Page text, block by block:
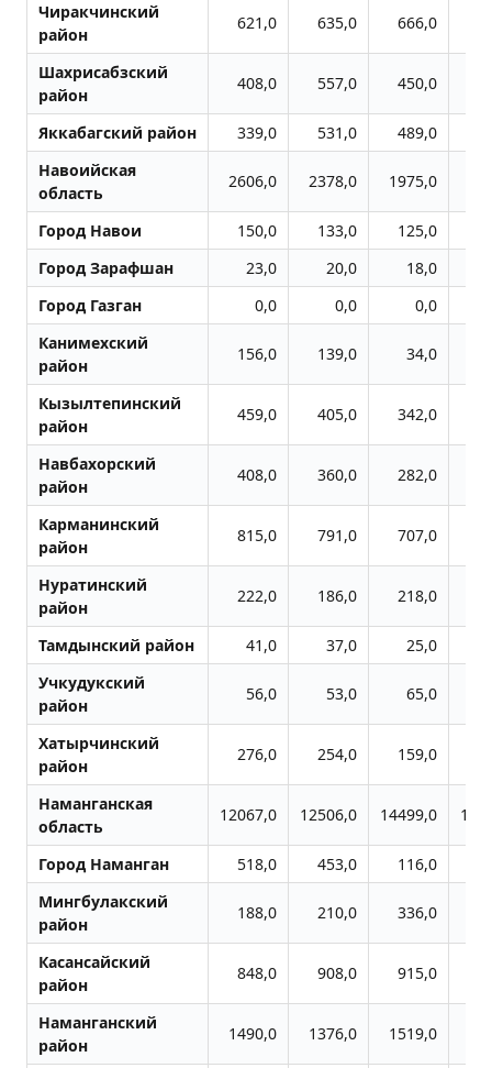
Чиракчинский
район
621,0 635,0 666,0
Шахрисабзский
район
408,0 557,0 450,0
Яккабагский район 339,0 531,0 489,0
Навоийская
область
2606,0 2378,0 1975,0
Город Навои 150,0 133,0 125,0
Город Заpафшан
23,0 20,0 18,0
Город Газган
0,0 0,0
0,0
Канимехский
район
156,0 139,0 34,0
Кызылтепинский
район
459,0 405,0 342,0
Навбахорский
район
408,0 360,0 282,0
Карманинский
район
815,0 791,0 707,0
Нуратинский
район
222,0 186,0 218,0
Тамдынский район 41,0 37,0 25,0
Учкудукский
район
56,0 53,0 65,0
Хатырчинский
район
276,0 254,0 159,0
Наманганская
область
12067,0 12506,0 14499,0
Город Наманган 518,0 453,0 116,0
Мингбулакский
район
188,0 210,0 336,0
Касансайский
район
848,0 908,0 915,0
Наманганский
район
1490,0 1376,0 1519,0